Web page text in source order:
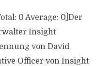
0 Average: 0]Der
Insight
von David
Officer von Insight